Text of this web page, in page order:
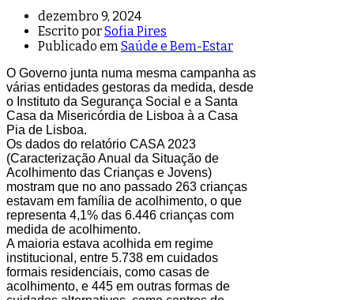
dezembro 9, 2024
Escrito porSofia Pires
Publicado em Saúde e Bem-Estar
O Governo junta numa mesma campanha as
várias entidades gestoras da medida, desde
o Instituto da Segurança Social e a Santa
Casa da Misericórdia de Lisboa à a Casa
Pia de Lisboa.
Os dados do relatório CASA 2023
(Caracterização Anual da Situação de
Acolhimento das Crianças e Jovens)
mostram que no ano passado 263 crianças
estavam em família de acolhimento, o que
representa 4,1% das 6.446 crianças com
medida de acolhimento.
A maioria estava acolhida em regime
institucional, entre 5.738 em cuidados
formais residenciais, como casas de
acolhimento, e 445 em outras formas de